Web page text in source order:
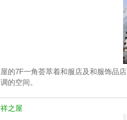
的7F一角荟萃着和服店及和服饰品
的空间。
之屋